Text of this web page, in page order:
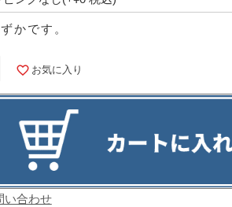
かです。
お気に入り
い合わせ